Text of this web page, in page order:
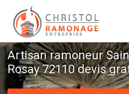
Artisan ramoneur
Rosay 72110 devis